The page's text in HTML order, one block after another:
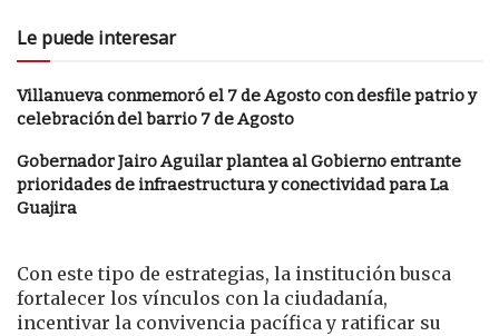
Le puede interesar
Villanueva conmemoró el 7 de Agosto con desfile patrio y
celebración del barrio 7 de Agosto
Gobernador Jairo Aguilar plantea al Gobierno entrante
prioridades de infraestructura y conectividad para La
Guajira
Con este tipo de estrategias, la institución busca
fortalecer los vínculos con la ciudadanía,
incentivar la convivencia pacífica y ratificar su